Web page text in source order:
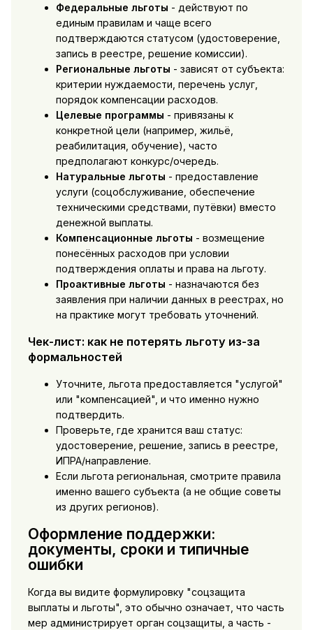
Федеральные льготы - действуют по
единым правилам и чаще всего
подтверждаются статусом (удостоверение,
запись в реестре, решение комиссии).
Региональные льготы - зависят от субъекта:
критерии нуждаемости, перечень услуг,
порядок компенсации расходов.
Целевые программы - привязаны к
конкретной цели (например, жильё,
реабилитация, обучение), часто
предполагают конкурс/очередь.
Натуральные льготы - предоставление
услуги (соцобслуживание, обеспечение
техническими средствами, путёвки) вместо
денежной выплаты.
Компенсационные льготы - возмещение
понесённых расходов при условии
подтверждения оплаты и права на льготу.
Проактивные льготы - назначаются без
заявления при наличии данных в реестрах, но
на практике могут требовать уточнений.
Чек-лист: как не потерять льготу из-за
формальностей
Уточните, льгота предоставляется "услугой"
или "компенсацией", и что именно нужно
подтвердить.
Проверьте, где хранится ваш статус:
удостоверение, решение, запись в реестре,
ИПРА/направление.
Если льгота региональная, смотрите правила
именно вашего субъекта (а не общие советы
из других регионов).
Оформление поддержки:
документы, сроки и типичные
ошибки
Когда вы видите формулировку "соцзащита
выплаты и льготы", это обычно означает, что часть
мер администрирует орган соцзащиты, а часть -